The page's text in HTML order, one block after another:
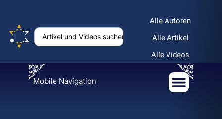
Alle Autoren
Alle Artikel
Alle Videos
Mobile Navigation